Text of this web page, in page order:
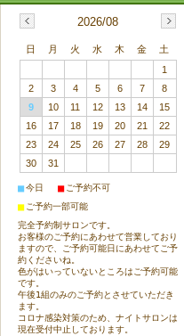
2026/08
日 月 火 水 木 金
土
1
2
3 4 5 6 7
8
9
10 11 12 13 14
15
16
17 18 19 20 21
22
23
24 25 26 27 28
29
30
31
■今日 ■ ご予約不可
■ ご予約一部可能
完全予約制サロンです。
お客様のご予約にあわせて営業しており
ますので、ご予約可能日にあわせてご予
約くださいね。
色がはいっていないところはご予約可能
です。
午後1組のみのご予約とさせていただき
ます。
コロナ感染対策のため、ナイトサロンは
現在受付中止しております。